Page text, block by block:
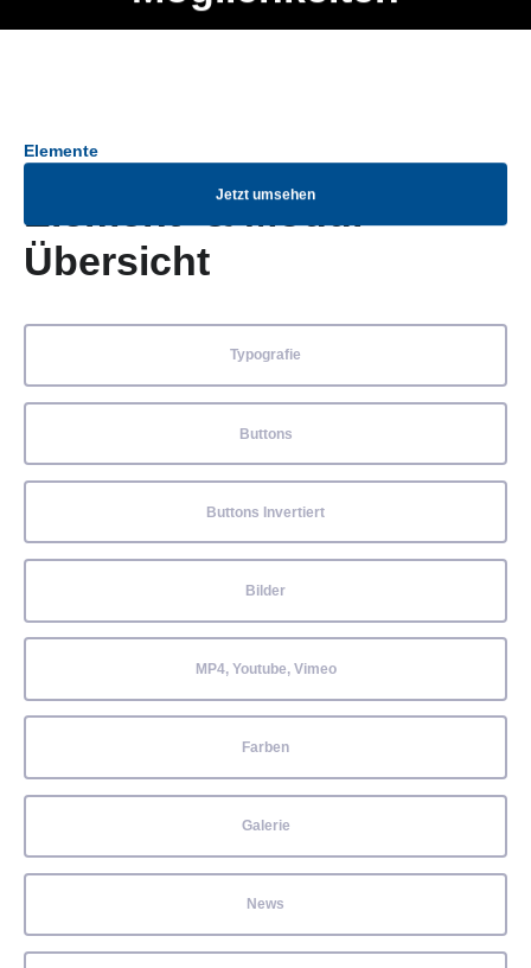
Jetzt umsehen
Elemente
Element- & Modul-
Übersicht
Typografie
Buttons
Buttons Invertiert
Bilder
MP4, Youtube, Vimeo
Farben
Galerie
News